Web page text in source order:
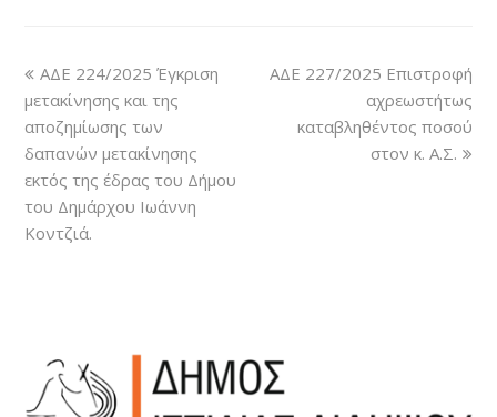
ΑΔΕ 224/2025 Έγκριση
μετακίνησης και της
αποζημίωσης των
δαπανών μετακίνησης
εκτός της έδρας του Δήμου
του Δημάρχου Ιωάννη
Κοντζιά.
ΑΔΕ 227/2025 Επιστροφή
αχρεωστήτως
καταβληθέντος ποσού
στον κ. Α.Σ.